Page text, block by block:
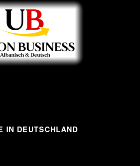
IN DEUTSCHLAND